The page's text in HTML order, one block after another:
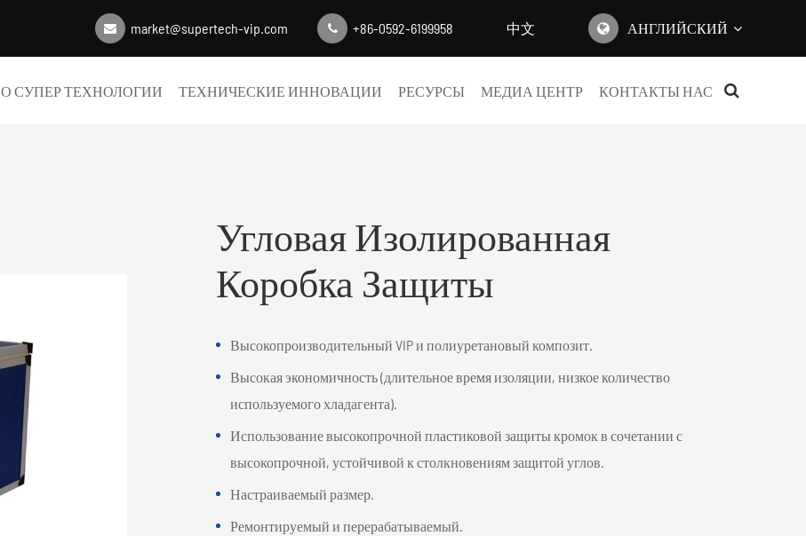
market@supertech-vip.com +86-0592-6199958 中文 АНГЛИЙСКИЙ
Deutsch
О СУПЕР ТЕХНОЛОГИИ ТЕХНИЧЕСКИЕ ИННОВАЦИИ РЕСУРСЫ МЕДИА ЦЕНТР КОНТАКТЫ НАС
Угловая Изолированная
Коробка Защиты
Высокопроизводительный VIP и полиуретановый композит.
Высокая экономичность (длительное время изоляции, низкое количество
используемого хладагента).
Использование высокопрочной пластиковой защиты кромок в сочетании с
высокопрочной, устойчивой к столкновениям защитой углов.
Настраиваемый размер.
Ремонтируемый и перерабатываемый.